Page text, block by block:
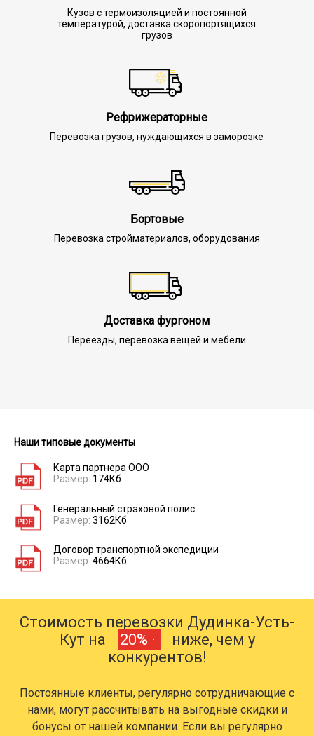
Кузов с термоизоляцией и постоянной
температурой, доставка скоропортящихся
грузов
Рефрижераторные
Перевозка грузов, нуждающихся в заморозке
Бортовые
Перевозка стройматериалов, оборудования
Доставка фургоном
Переезды, перевозка вещей и мебели
Наши типовые документы
Карта партнера ООО
Размер: 174Кб
Генеральный страховой полис
Размер: 3162Кб
Договор транспортной экспедиции
Размер: 4664Кб
Стоимость перевозки Дудинка-Усть-
Кут на
20% ·
ниже, чем у
конкурентов!
Постоянные клиенты, регулярно сотрудничающие с
нами, могут рассчитывать на выгодные скидки и
бонусы от нашей компании. Если вы регулярно